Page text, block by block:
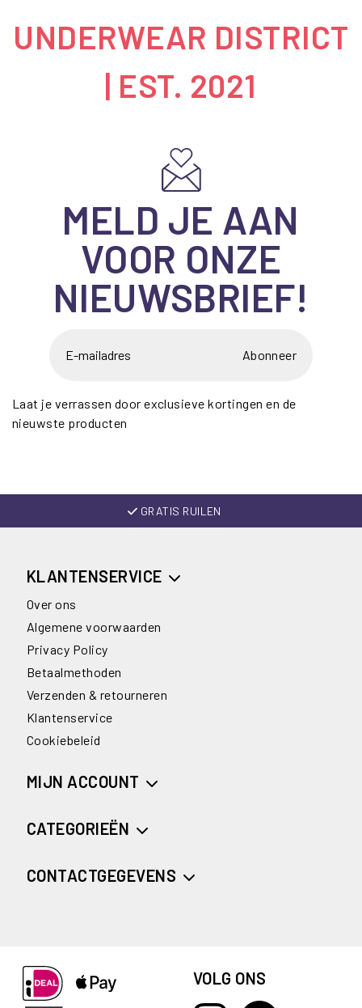
UNDERWEAR DISTRICT
| EST. 2021
MELD JE AAN
VOOR ONZE
NIEUWSBRIEF!
Abonneer
Laat je verrassen door exclusieve kortingen en de
nieuwste producten
GRATIS RUILEN
KLANTENSERVICE
Over ons
Algemene voorwaarden
Privacy Policy
Betaalmethoden
Verzenden & retourneren
Klantenservice
Cookiebeleid
MIJN ACCOUNT
CATEGORIEËN
CONTACTGEGEVENS
VOLG ONS